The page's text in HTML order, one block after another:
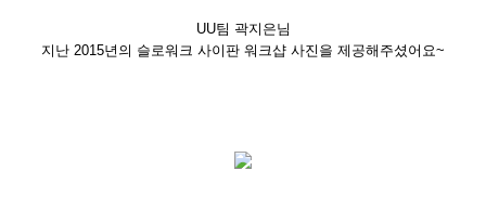
UU팀 곽지은님
지난 2015년의 슬로워크 사이판 워크샵 사진을 제공해주셨어요~